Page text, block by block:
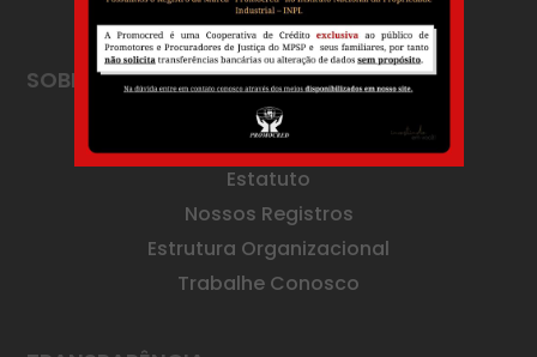
SOBRE
A PROMOCRED
Mensagem da Diretoria
Estatuto
Nossos Registros
Estrutura Organizacional
Trabalhe Conosco